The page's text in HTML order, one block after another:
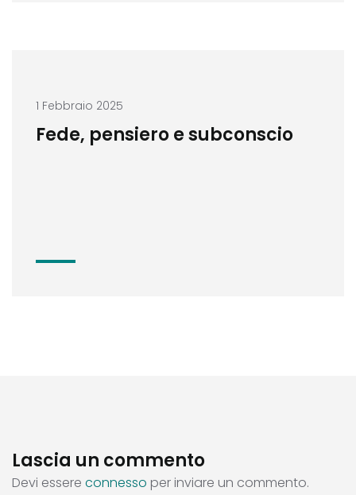
1 Febbraio 2025
Fede, pensiero e subconscio
Lascia un commento
Devi essere connesso per inviare un commento.